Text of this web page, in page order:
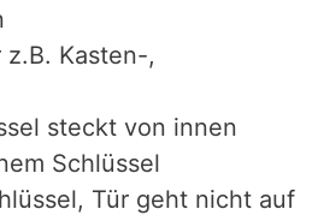
z.B. Kasten-,
steckt von innen
Schlüssel
Tür geht nicht auf